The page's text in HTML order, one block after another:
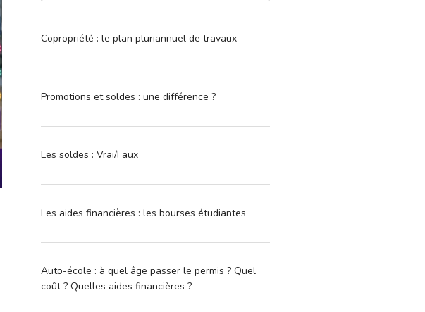
:
Copropriété : le plan pluriannuel de travaux
Promotions et soldes : une différence ?
Les soldes : Vrai/Faux
Les aides financières : les bourses étudiantes
Auto-école : à quel âge passer le permis ? Quel
coût ? Quelles aides financières ?